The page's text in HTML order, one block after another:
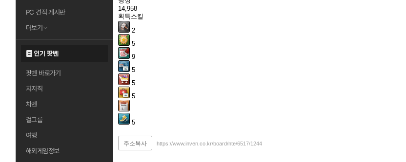
PC 견적 게시판
더보기
인기 팟벤
팟벤 바로가기
치지직
차벤
걸그룹
여행
해외게임정보
14,958
획득스킬
2
5
9
5
5
5
5
주소복사 https://www.inven.co.kr/board/nte/6517/1244